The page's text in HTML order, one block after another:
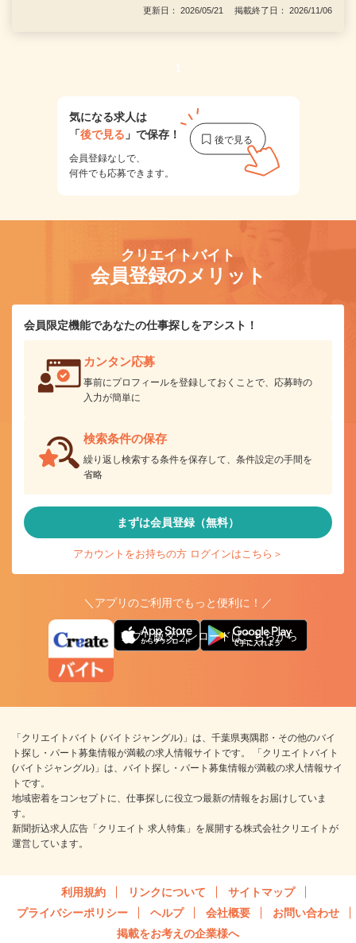
更新日： 2026/05/21 掲載終了日： 2026/11/06
1
気になる求人は
「後で見る 」で保存！
会員登録なしで、
何件でも応募できます。
クリエイトバイト
会員登録のメリット
会員限定機能であなたの仕事探しをアシスト！
カンタン応募
事前にプロフィールを登録しておくことで、応募時の
入力が簡単に
検索条件の保存
繰り返し検索する条件を保存して、条件設定の手間を
省略
まずは会員登録（無料）
アカウントをお持ちの方 ログインはこちら＞
＼アプリのご利用でもっと便利に！／
アプリ版ダウンロードはこちらから
「クリエイトバイト (バイトジャングル)」は、千葉県夷隅郡・その他のバイ
ト探し・パート募集情報が満載の求人情報サイトです。 「クリエイトバイト
(バイトジャングル)」は、バイト探し・パート募集情報が満載の求人情報サイ
トです。
地域密着をコンセプトに、仕事探しに役立つ最新の情報をお届けしていま
す。
新聞折込求人広告「クリエイト 求人特集」を展開する株式会社クリエイトが
運営しています。
利用規約 リンクについて
サイトマップ
プライバシーポリシー
ヘルプ 会社概要
お問い合わせ
掲載をお考えの企業様へ